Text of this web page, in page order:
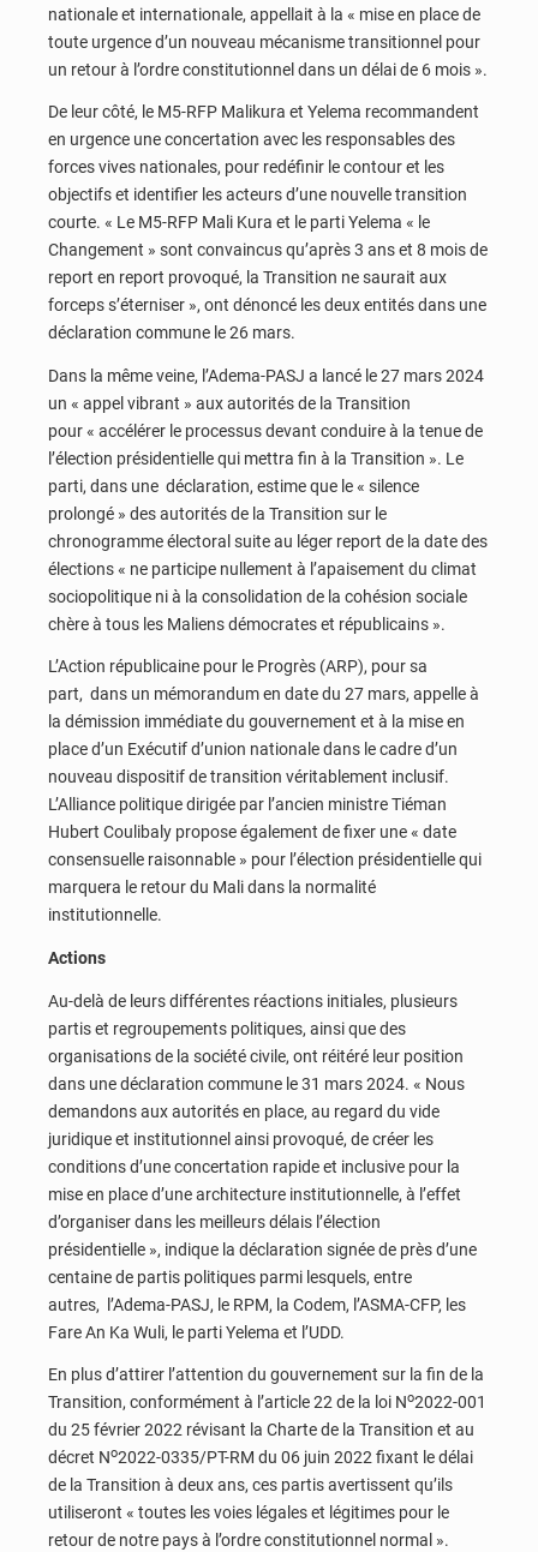
nationale et internationale, appellait à la « mise en place de
toute urgence d’un nouveau mécanisme transitionnel pour
un retour à l’ordre constitutionnel dans un délai de 6 mois ».
De leur côté, le M5-RFP Malikura et Yelema recommandent
en urgence une concertation avec les responsables des
forces vives nationales, pour redéfinir le contour et les
objectifs et identifier les acteurs d’une nouvelle transition
courte. « Le M5-RFP Mali Kura et le parti Yelema « le
Changement » sont convaincus qu’après 3 ans et 8 mois de
report en report provoqué, la Transition ne saurait aux
forceps s’éterniser », ont dénoncé les deux entités dans une
déclaration commune le 26 mars.
Dans la même veine, l’Adema-PASJ a lancé le 27 mars 2024
un « appel vibrant » aux autorités de la Transition
pour « accélérer le processus devant conduire à la tenue de
l’élection présidentielle qui mettra fin à la Transition ». Le
parti, dans une déclaration, estime que le « silence
prolongé » des autorités de la Transition sur le
chronogramme électoral suite au léger report de la date des
élections « ne participe nullement à l’apaisement du climat
sociopolitique ni à la consolidation de la cohésion sociale
chère à tous les Maliens démocrates et républicains ».
L’Action républicaine pour le Progrès (ARP), pour sa
part, dans un mémorandum en date du 27 mars, appelle à
la démission immédiate du gouvernement et à la mise en
place d’un Exécutif d’union nationale dans le cadre d’un
nouveau dispositif de transition véritablement inclusif.
L’Alliance politique dirigée par l’ancien ministre Tiéman
Hubert Coulibaly propose également de fixer une « date
consensuelle raisonnable » pour l’élection présidentielle qui
marquera le retour du Mali dans la normalité
institutionnelle.
Actions
Au-delà de leurs différentes réactions initiales, plusieurs
partis et regroupements politiques, ainsi que des
organisations de la société civile, ont réitéré leur position
dans une déclaration commune le 31 mars 2024. « Nous
demandons aux autorités en place, au regard du vide
juridique et institutionnel ainsi provoqué, de créer les
conditions d’une concertation rapide et inclusive pour la
mise en place d’une architecture institutionnelle, à l’effet
d’organiser dans les meilleurs délais l’élection
présidentielle », indique la déclaration signée de près d’une
centaine de partis politiques parmi lesquels, entre
autres, l’Adema-PASJ, le RPM, la Codem, l’ASMA-CFP, les
Fare An Ka Wuli, le parti Yelema et l’UDD.
En plus d’attirer l’attention du gouvernement sur la fin de la
Transition, conformément à l’article 22 de la loi No2022-001
du 25 février 2022 révisant la Charte de la Transition et au
décret No2022-0335/PT-RM du 06 juin 2022 fixant le délai
de la Transition à deux ans, ces partis avertissent qu’ils
utiliseront « toutes les voies légales et légitimes pour le
retour de notre pays à l’ordre constitutionnel normal ».